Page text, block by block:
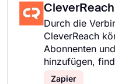
CleverReach
Durch die
CleverReach
Abonnenten
hinzufügen,
Zapier